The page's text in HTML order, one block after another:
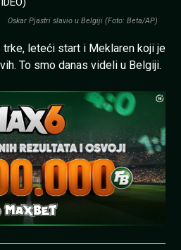
Oskar Pjastri slavio u Belgiji (Foto: Beta/AP)
leteći start i Meklaren koji je
To smo danas videli u Belgiji.